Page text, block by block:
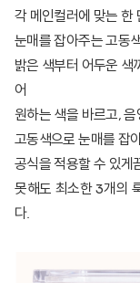
각 메인컬러에 맞는 한
눈매를 잡아주는 고동
밝은 색부터 어두운 색
어
원하는 색을 바르고,
고동색으로 눈매를 잡
공식을 적용할 수 있게
못해도 최소한 3개의
다.